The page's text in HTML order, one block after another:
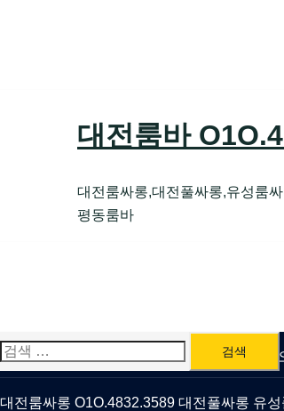
대전룸바
대전룸싸롱,대전풀싸롱,유성룸
평동룸바
검
색:
유성룸싸롱 O1O.4832.3589 대전퍼블릭가
대전룸싸롱 O1O.4832.3589 대전풀싸롱 유